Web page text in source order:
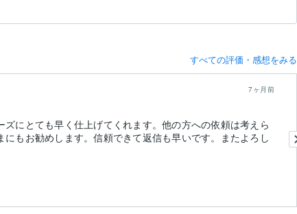
すべての評価・感想をみる
7ヶ月前
ズにとても早く仕上げてくれます。他の方への依頼は考えら
もお勧めします。信頼できて返信も早いです。またよろし